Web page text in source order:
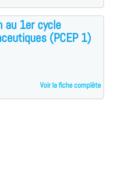
au 1er cycle
(PCEP 1)
Voir la fiche complète